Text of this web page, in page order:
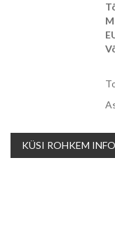
KÜSI ROHKEM